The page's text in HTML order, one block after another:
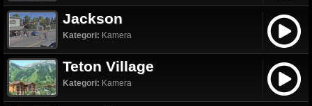
Jackson
Kategori: Kamera
Teton Village
Kategori: Kamera